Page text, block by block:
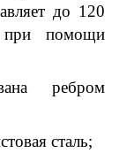
до 120
при помощи
ребром
сталь;